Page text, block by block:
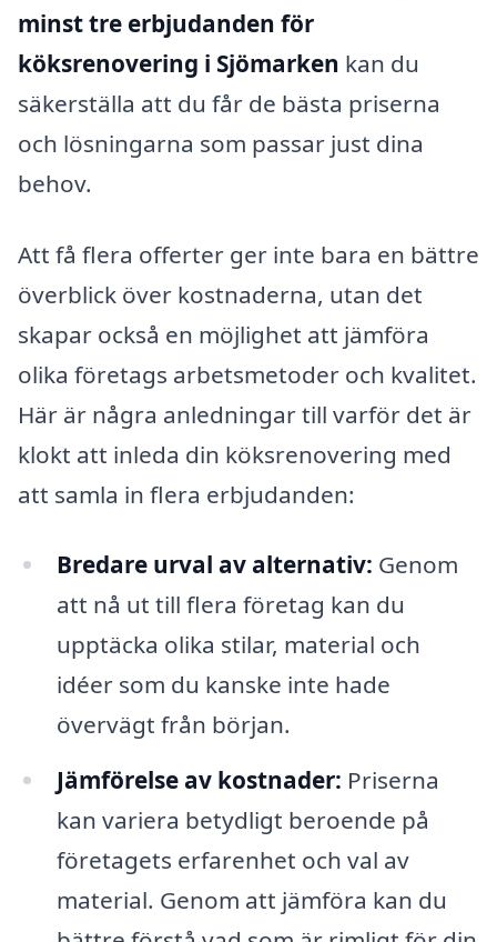
minst tre erbjudanden för
köksrenovering i Sjömarken kan du
säkerställa att du får de bästa priserna
och lösningarna som passar just dina
behov.
Att få flera offerter ger inte bara en bättre
överblick över kostnaderna, utan det
skapar också en möjlighet att jämföra
olika företags arbetsmetoder och kvalitet.
Här är några anledningar till varför det är
klokt att inleda din köksrenovering med
att samla in flera erbjudanden:
Bredare urval av alternativ: Genom
att nå ut till flera företag kan du
upptäcka olika stilar, material och
idéer som du kanske inte hade
övervägt från början.
Jämförelse av kostnader: Priserna
kan variera betydligt beroende på
företagets erfarenhet och val av
material. Genom att jämföra kan du